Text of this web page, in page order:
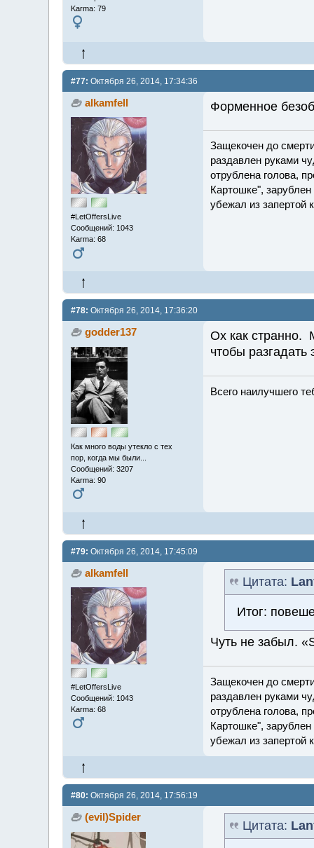
Karma: 79
#77: Октября 26, 2014, 17:34:36
alkamfell
#LetOffersLive
Сообщений: 1043
Karma: 68
Форменное
Защекочен до
раздавлен руками
отрублена голова,
Картошке",
убежал из запертой
#78: Октября 26, 2014, 17:36:20
godder137
Как много воды утекло с тех
пор, когда мы были...
Сообщений: 3207
Karma: 90
Ох как странно.
чтобы
Всего наилучшего
#79: Октября 26, 2014, 17:45:09
alkamfell
#LetOffersLive
Сообщений: 1043
Karma: 68
Цитата:
Итог:
Чуть не забыл.
Защекочен до
раздавлен руками
отрублена голова,
Картошке",
убежал из запертой
#80: Октября 26, 2014, 17:56:19
(evil)Spider
Цитата: